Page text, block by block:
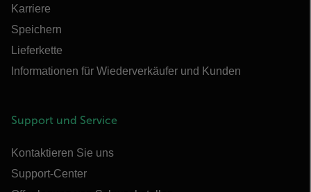
Karriere
Speichern
Lieferkette
Informationen für Wiederverkäufer und Kunden
Support und Service
Kontaktieren Sie uns
Support-Center